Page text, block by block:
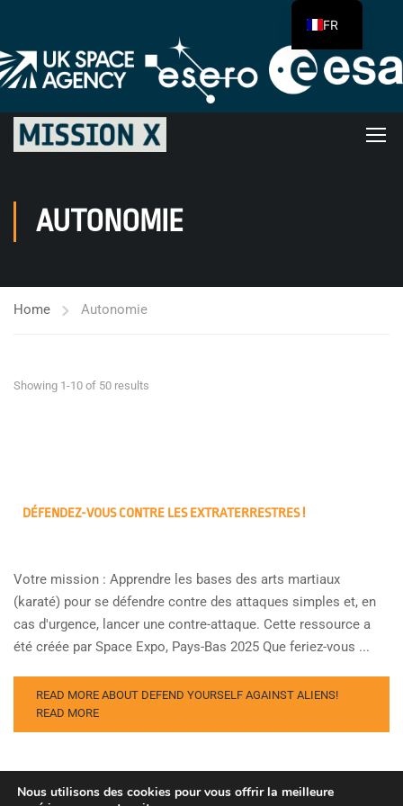
AUTONOMIE
Home Autonomie
Showing 1-10 of 50 results
DÉFENDEZ-VOUS CONTRE LES EXTRATERRESTRES !
Votre mission : Apprendre les bases des arts martiaux
(karaté) pour se défendre contre des attaques simples et, en
cas d'urgence, lancer une contre-attaque. Cette ressource a
été créée par Space Expo, Pays-Bas 2025 Que feriez-vous ...
READ MORE ABOUT DEFEND YOURSELF AGAINST ALIENS!
READ MORE
Nous utilisons des cookies pour vous offrir la meilleure
FR